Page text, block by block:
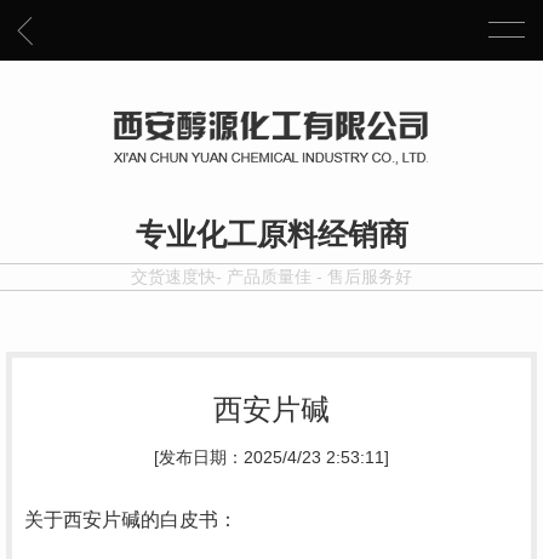
专业化工原料经销商
交货速度快- 产品质量佳 - 售后服务好
西安片碱
[发布日期：2025/4/23 2:53:11]
关于西安片碱的白皮书：